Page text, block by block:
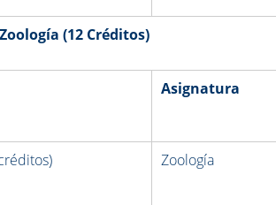
(12 Créditos)
Asignatura
Zoología